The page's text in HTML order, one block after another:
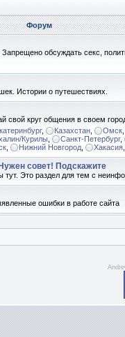
Форум
обсуждать секс,
Истории о путешествиях.
свой круг общения в своем
, Казахстан Омск
Курилы Санкт-Петербург,
Нижний Новгород Хакасия
совет! Подскажите
тут. Это раздел для тем с
ошибки в работе сайта